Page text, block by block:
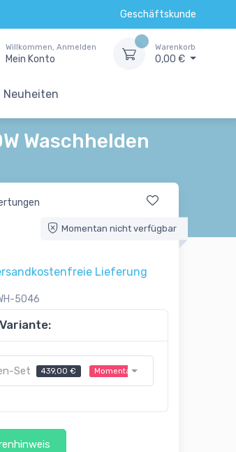
Geschäftskunde
Willkommen, Anmelden
Mein Konto
Warenkorb
0,00 €
Neuheiten
Waschhelden
Momentan nicht verfügbar
Lieferung
5046
Set 439,00 € Momentan nicht verfügbar